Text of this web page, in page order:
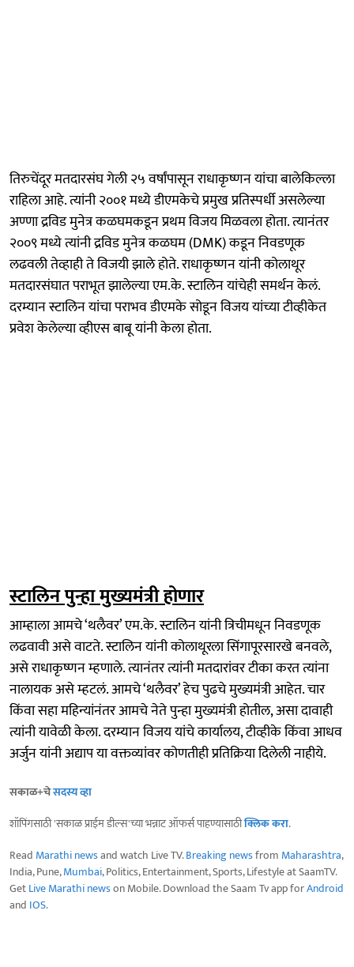
तिरुचेंदूर मतदारसंघ गेली २५ वर्षांपासून राधाकृष्णन यांचा बालेकिल्ला
राहिला आहे. त्यांनी २००१ मध्ये डीएमकेचे प्रमुख प्रतिस्पर्धी असलेल्या
अण्णा द्रविड मुनेत्र कळघमकडून प्रथम विजय मिळवला होता. त्यानंतर
२००९ मध्ये त्यांनी द्रविड मुनेत्र कळघम (DMK) कडून निवडणूक
लढवली तेव्हाही ते विजयी झाले होते. राधाकृष्णन यांनी कोलाथूर
मतदारसंघात पराभूत झालेल्या एम.के. स्टालिन यांचेही समर्थन केलं.
दरम्यान स्टालिन यांचा पराभव डीएमके सोडून विजय यांच्या टीव्हीकेत
प्रवेश केलेल्या व्हीएस बाबू यांनी केला होता.
स्टालिन पुन्हा मुख्यमंत्री होणार
आम्हाला आमचे ‘थलैवर’ एम.के. स्टालिन यांनी त्रिचीमधून निवडणूक
लढवावी असे वाटते. स्टालिन यांनी कोलाथूरला सिंगापूरसारखे बनवले,
असे राधाकृष्णन म्हणाले. त्यानंतर त्यांनी मतदारांवर टीका करत त्यांना
नालायक असे म्हटलं. आमचे ‘थलैवर’ हेच पुढचे मुख्यमंत्री आहेत. चार
किंवा सहा महिन्यांनंतर आमचे नेते पुन्हा मुख्यमंत्री होतील, असा दावाही
त्यांनी यावेळी केला. दरम्यान विजय यांचे कार्यालय, टीव्हीके किंवा आधव
अर्जुन यांनी अद्याप या वक्तव्यांवर कोणतीही प्रतिक्रिया दिलेली नाहीये.
सकाळ+चेसदस्य व्हा
शॉपिंगसाठी 'सकाळ प्राईम डील्स'च्या भन्नाट ऑफर्स पाहण्यासाठीक्लिक करा.
Read Marathi newsand watch Live TV.Breaking newsfrom Maharashtra,
India, Pune,Mumbai, Politics, Entertainment, Sports, Lifestyle at SaamTV.
GetLive Marathi newson Mobile. Download the Saam Tv app forAndroid
and IOS.